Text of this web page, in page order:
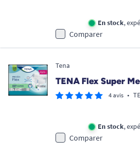
En stock,
Comparer
Tena
TENA Flex Super
4 avis •
En stock,
Comparer